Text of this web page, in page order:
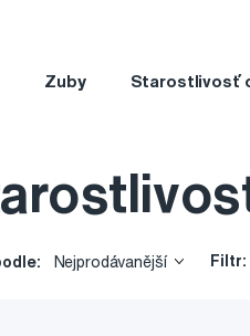
Zuby Starostlivosť
Nejprodávanější Filtr: